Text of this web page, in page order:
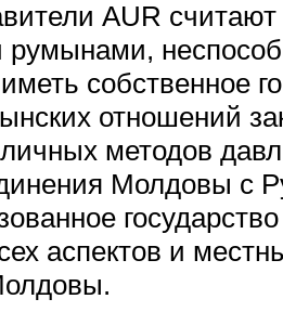
AUR
румынами,
собственное
отношений
методов
Молдовы с
аспектов и